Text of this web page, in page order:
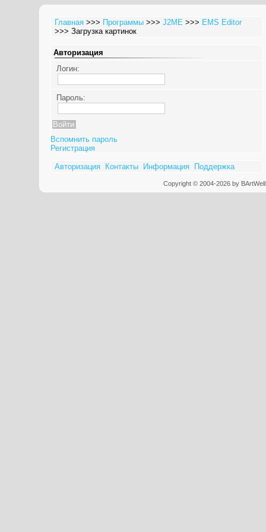
Главная >>> Программы >>>J2ME >>> EMS Editor
>>> Загрузка картинок
Авторизация
Логин:
Пароль:
Вспомнить пароль
Регистрация
Авторизация Контакты Информация Поддержка
Copyright © 2004-2026 by BArtWell